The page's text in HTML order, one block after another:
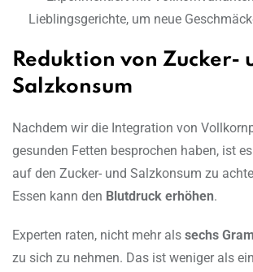
Lieblingsgerichte, um neue
Reduktion von Zucker-
Salzkonsum
Nachdem wir die Integration von
gesunden Fetten besprochen haben, ist
auf den Zucker- und Salzkonsum zu
Essen kann den Blutdruck erhöhen.
Experten raten, nicht mehr als sechs
zu sich zu nehmen. Das ist weniger als